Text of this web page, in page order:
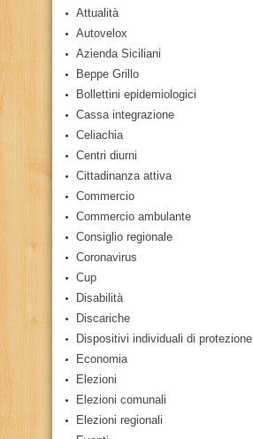
Attualità
Autovelox
Azienda Siciliani
Beppe Grillo
Bollettini epidemiologici
Cassa integrazione
Celiachia
Centri diurni
Cittadinanza attiva
Commercio
Commercio ambulante
Consiglio regionale
Coronavirus
Cup
Disabilità
Discariche
Dispositivi individuali di protezione
Economia
Elezioni
Elezioni comunali
Elezioni regionali